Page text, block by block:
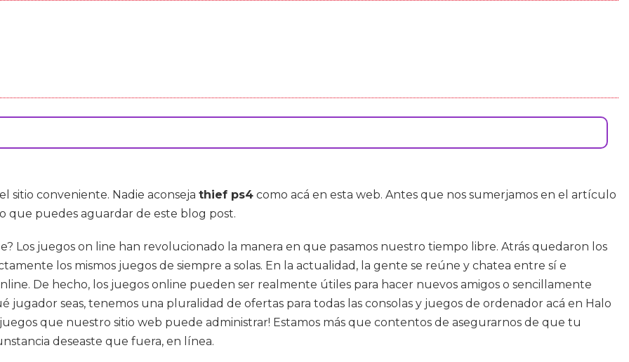
el sitio conveniente. Nadie aconseja thief ps4 como acá en esta web. Antes que nos sumerjamos en el artículo
que puedes aguardar de este blog post.
Los juegos on line han revolucionado la manera en que pasamos nuestro tiempo libre. Atrás quedaron los
los mismos juegos de siempre a solas. En la actualidad, la gente se reúne y chatea entre sí e
De hecho, los juegos online pueden ser realmente útiles para hacer nuevos amigos o sencillamente
seas, tenemos una pluralidad de ofertas para todas las consolas y juegos de ordenador acá en Halo
que nuestro sitio web puede administrar! Estamos más que contentos de asegurarnos de que tu
deseaste que fuera, en línea.